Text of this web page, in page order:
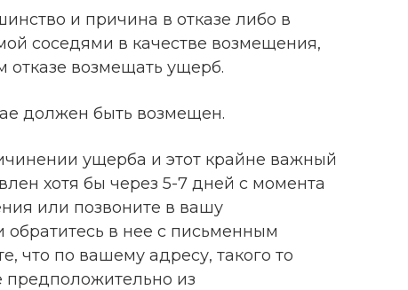
и причина в отказе либо в
соседями в качестве возмещения,
отказе возмещать ущерб.
должен быть возмещен.
ущерба и этот крайне важный
хотя бы через 5-7 дней с момента
или позвоните в вашу
в нее с письменным
что по вашему адресу, такого то
предположительно из